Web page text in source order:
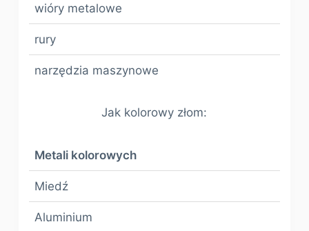
wióry metalowe
rury
narzędzia maszynowe
Jak kolorowy złom:
Metali kolorowych
Miedź
Aluminium